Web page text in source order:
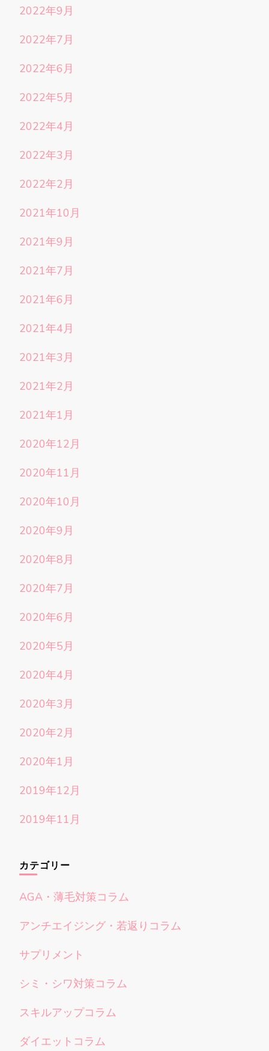
2022年9月
2022年7月
2022年6月
2022年5月
2022年4月
2022年3月
2022年2月
2021年10月
2021年9月
2021年7月
2021年6月
2021年4月
2021年3月
2021年2月
2021年1月
2020年12月
2020年11月
2020年10月
2020年9月
2020年8月
2020年7月
2020年6月
2020年5月
2020年4月
2020年3月
2020年2月
2020年1月
2019年12月
2019年11月
カテゴリー
AGA・薄毛対策コラム
アンチエイジング・若返りコラム
サプリメント
シミ・シワ対策コラム
スキルアップコラム
ダイエットコラム